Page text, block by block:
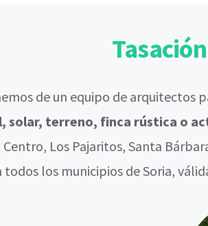
de un equipo de arquitectos
solar, terreno, finca rústica o
Los Pajaritos, Santa
todos los municipios de Soria,